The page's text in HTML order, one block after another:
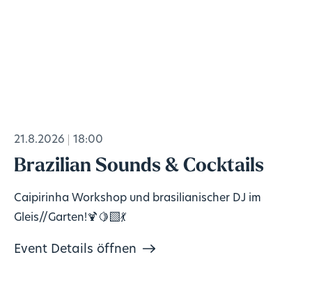
21.8.2026 18:00
Brazilian Sounds & Cocktails
Caipirinha Workshop und brasilianischer DJ im
Gleis//Garten!🍹🍋‍🟩💃
Event Details öffnen